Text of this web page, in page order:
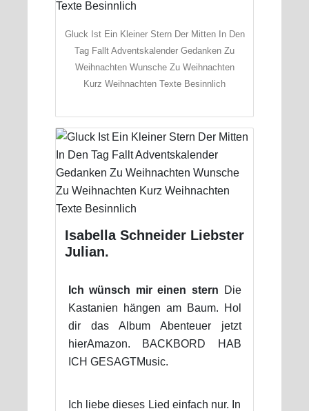
Gluck Ist Ein Kleiner Stern Der Mitten In Den
Tag Fallt Adventskalender Gedanken Zu
Weihnachten Wunsche Zu Weihnachten
Kurz Weihnachten Texte Besinnlich
Isabella Schneider Liebster
Julian.
Ich wünsch mir einen stern Die
Kastanien hängen am Baum. Hol
dir das Album Abenteuer jetzt
hierAmazon. BACKBORD HAB
ICH GESAGTMusic.
Ich liebe dieses Lied einfach nur. In